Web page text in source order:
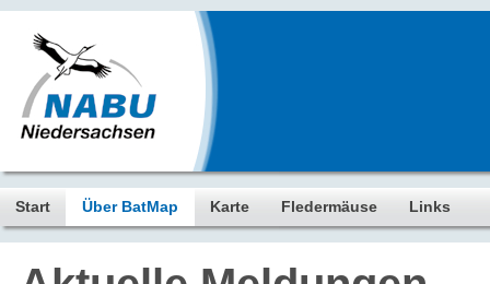
Start Über BatMap Karte Fledermäuse Links